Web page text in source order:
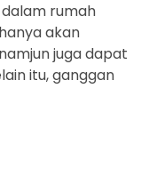
rumah
akan
juga dapat
itu, ganggan